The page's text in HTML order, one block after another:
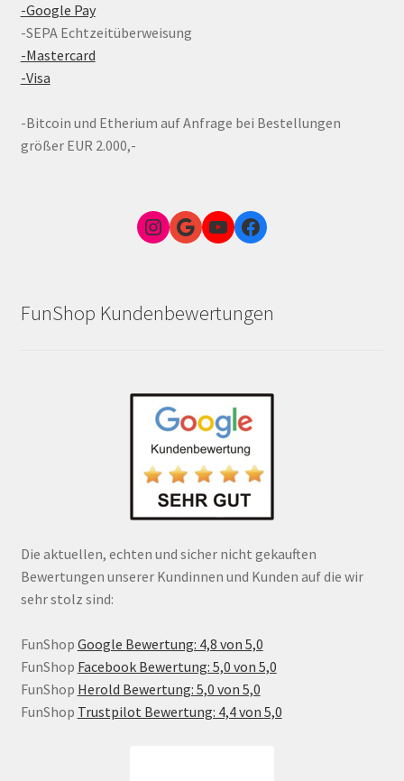
-Google Pay
-SEPA Echtzeitüberweisung
-Mastercard
-Visa
-Bitcoin und Etherium auf Anfrage bei Bestellungen
größer EUR 2.000,-
Instagram
Google Link zum FunShop WienYouTubeFacebook
FunShop Kundenbewertungen
Die aktuellen, echten und sicher nicht gekauften
Bewertungen unserer Kundinnen und Kunden auf die wir
sehr stolz sind:
FunShop Google Bewertung: 4,8 von 5,0
FunShop Facebook Bewertung: 5,0 von 5,0
FunShop Herold Bewertung: 5,0 von 5,0
FunShop Trustpilot Bewertung: 4,4 von 5,0